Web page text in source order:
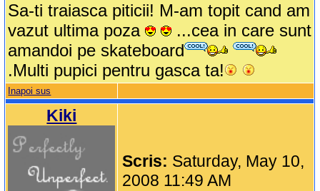
Sa-ti traiasca piticii! M-am topit cand am
vazut ultima poza
...cea in care sunt
amandoi pe skateboard
.Multi pupici pentru gasca ta!
Inapoi sus
Kiki
Scris: Saturday, May 10,
2008 11:49 AM